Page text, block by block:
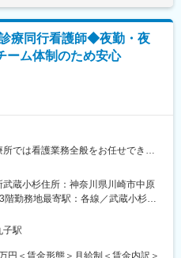
世界に変える」
、危険な状態にある子どもを見逃
しかし、児童相談所等の職員は、
どもを保護すべきかどうか”といっ
ず、【判断そのものの難しさ】が
を多くの自治体様に届け「子ども
ます。
研修プログラムの企画・作成
及び実行 など
けではなく、就職後に安定的に働
こと、そして企業理念でもある
に合わせた支援を行っています。
です＞
発達障害、統合失調症、うつ症
スキル習得を目指す事業所など
)は固定手当を含めた表記です。
療同行看護師◆夜勤・夜
ーム体制のため安心
では看護業務全般をお任せできる
アシスタントと3名一組で訪問しま
ントが運転いたしますので、『在
務が不安』という方もぜひご応募
しながら進められますので在宅医
ださい。
生活を総合的に看るお仕事です。
蔵小杉住所：神奈川県川崎市中原
階勤務地最寄駅：各線／武蔵小杉駅
変更の範囲：会社の定める事業所
子駅
円＜賃金形態＞月給制＜賃金内訳＞